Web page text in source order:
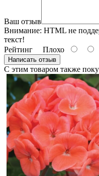
Ваш отзыв
Внимание: HTML не
текст!
Рейтинг Плохо
Написать отзыв
С этим товаром также